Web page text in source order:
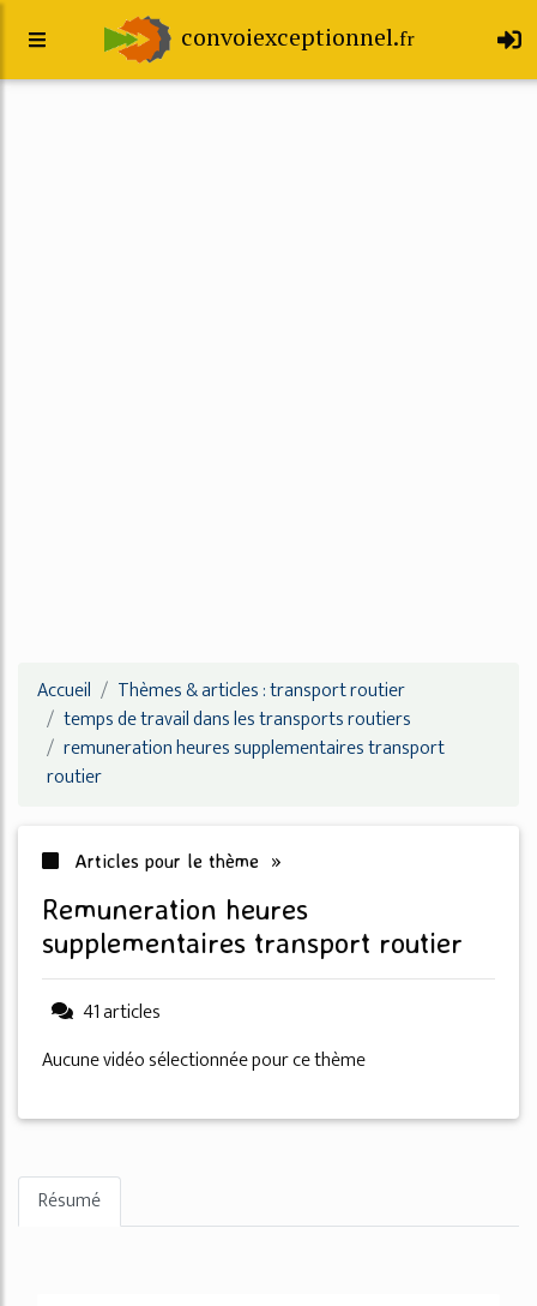
convoiexceptionnel.fr
Accueil
Thèmes & articles : transport routier
temps de travail dans les transports routiers
remuneration heures supplementaires transport
routier
Articles pour le thème »
remuneration heures
supplementaires transport routier
41 articles
Aucune vidéo sélectionnée pour ce thème
Résumé